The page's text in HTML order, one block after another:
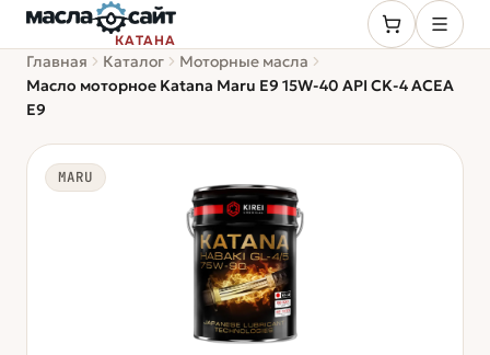
КАТАНА
Главная Каталог
Моторные масла
Масло моторное Katana Maru E9 15W-40 API CK-4 ACEA
E9
MARU